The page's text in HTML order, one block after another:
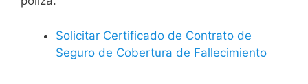
Solicitar Certificado de Contrato de
Seguro de Cobertura de Fallecimiento